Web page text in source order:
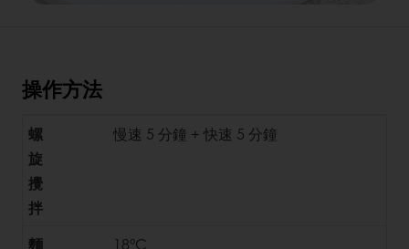
操作方法
螺
旋
攪
拌
慢速 5 分鐘 + 快速 5 分鐘
麵 18°C